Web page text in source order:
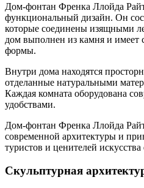
Дом-фонтан Френка Ллойда
функциональный дизайн. Он
которые соединены изящными
дом выполнен из камня и имеет
формы.
Внутри дома находятся
отделанные натуральными
Каждая комната оборудована
удобствами.
Дом-фонтан Френка Ллойда
современной архитектуры и
туристов и ценителей искусства
Скульптурная